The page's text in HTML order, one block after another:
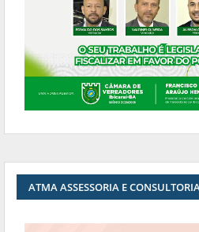
ATMA ASSESSORIA E